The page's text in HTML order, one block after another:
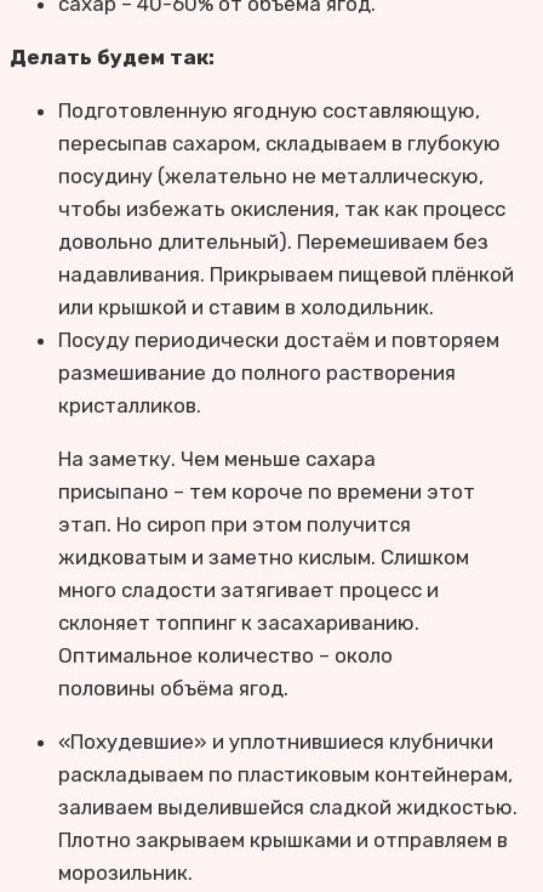
Делать будем так:
Подготовленную ягодную составляющую,
пересыпав сахаром, складываем в глубокую
посудину (желательно не металлическую,
чтобы избежать окисления, так как процесс
довольно длительный). Перемешиваем без
надавливания. Прикрываем пищевой плёнкой
или крышкой и ставим в холодильник.
Посуду периодически достаём и повторяем
размешивание до полного растворения
кристалликов.
На заметку. Чем меньше сахара
присыпано – тем короче по времени этот
этап. Но сироп при этом получится
жидковатым и заметно кислым. Слишком
много сладости затягивает процесс и
склоняет топпинг к засахариванию.
Оптимальное количество – около
половины объёма ягод.
«Похудевшие» и уплотнившиеся клубнички
раскладываем по пластиковым контейнерам,
заливаем выделившейся сладкой жидкостью.
Плотно закрываем крышками и отправляем в
морозильник.